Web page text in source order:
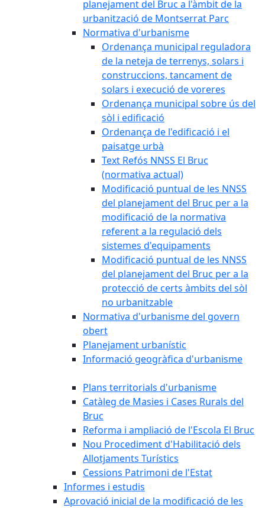
planejament del Bruc a l'àmbit de la
urbanització de Montserrat Parc
Normativa d'urbanisme
Ordenança municipal reguladora
de la neteja de terrenys, solars i
construccions, tancament de
solars i execució de voreres
Ordenança municipal sobre ús del
sòl i edificació
Ordenança de l'edificació i el
paisatge urbà
Text Refós NNSS El Bruc
(normativa actual)
Modificació puntual de les NNSS
del planejament del Bruc per a la
modificació de la normativa
referent a la regulació dels
sistemes d'equipaments
Modificació puntual de les NNSS
del planejament del Bruc per a la
protecció de certs àmbits del sòl
no urbanitzable
Normativa d'urbanisme del govern
obert
Planejament urbanístic
Informació geogràfica d'urbanisme
Plans territorials d'urbanisme
Catàleg de Masies i Cases Rurals del
Bruc
Reforma i ampliació de l'Escola El Bruc
Nou Procediment d'Habilitació dels
Allotjaments Turístics
Cessions Patrimoni de l'Estat
Informes i estudis
Aprovació inicial de la modificació de les